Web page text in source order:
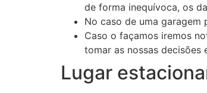
de forma inequívoca, os
No caso de uma garagem
Caso o façamos iremos
tomar as nossas decisões
Lugar